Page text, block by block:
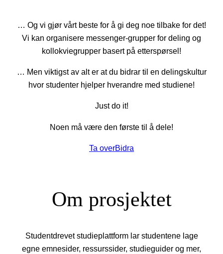
… Og vi gjør vårt beste for å gi deg noe tilbake for det!
Vi kan organisere messenger-grupper for deling og
kollokviegrupper basert på etterspørsel!
… Men viktigst av alt er at du bidrar til en delingskultur
hvor studenter hjelper hverandre med studiene!
Just do it!
Noen må være den første til å dele!
Ta overBidra
Om prosjektet
Studentdrevet studieplattform lar studentene lage
egne emnesider, ressurssider, studieguider og mer,